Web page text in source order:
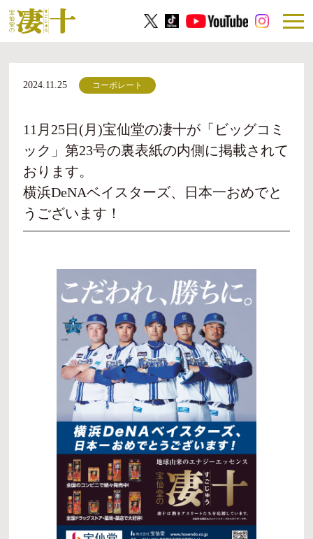
2024.11.25 コーポレート
11月25日(月)宝仙堂の凄十が「ビッグコミ
ック」第23号の裏表紙の内側に掲載されて
おります。
横浜DeNAベイスターズ、日本一おめでと
うございます！